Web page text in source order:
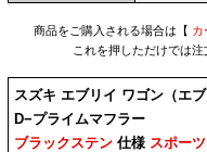
商品をご購入される場合は【 カ
これを押しただけでは
スズキ エブリイ ワゴン（エ
D−プライムマフラー
ブラックステン仕様 スポーツ